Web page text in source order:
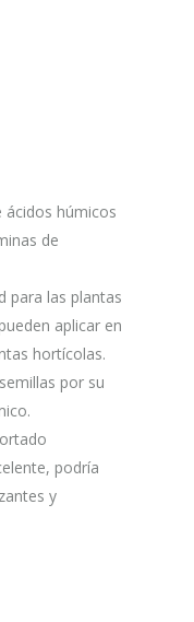
ácidos húmicos
de
para las plantas
aplicar en
hortícolas.
por su
podría
y